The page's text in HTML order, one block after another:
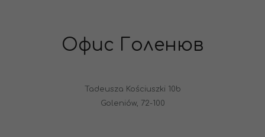
Офис Голенюв
Tadeusza Kościuszki 10b
Goleniów, 72-100